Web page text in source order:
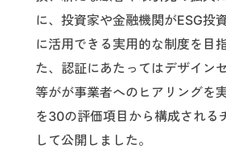
に、投資家や金融機関がESG投
に活用できる実用的な制度を目
た、認証にあたってはデザイン
等がが事業者へのヒアリングを
を30の評価項目から構成される
して公開しました。